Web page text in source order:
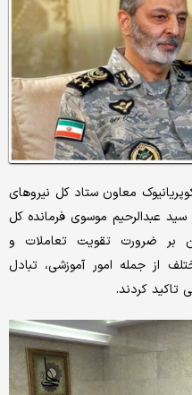
معاون ستاد کل نیروهای
عبدالرحیم موسوی فرمانده کل
بر ضرورت تقویت تعاملات و
از جمله امور آموزشی، تبادل
تاکید کردند.